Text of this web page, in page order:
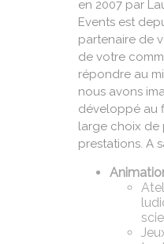
en 2007 par
Events est
partenaire de
de votre
répondre au
nous avons
développé au
large choix de
prestations. A